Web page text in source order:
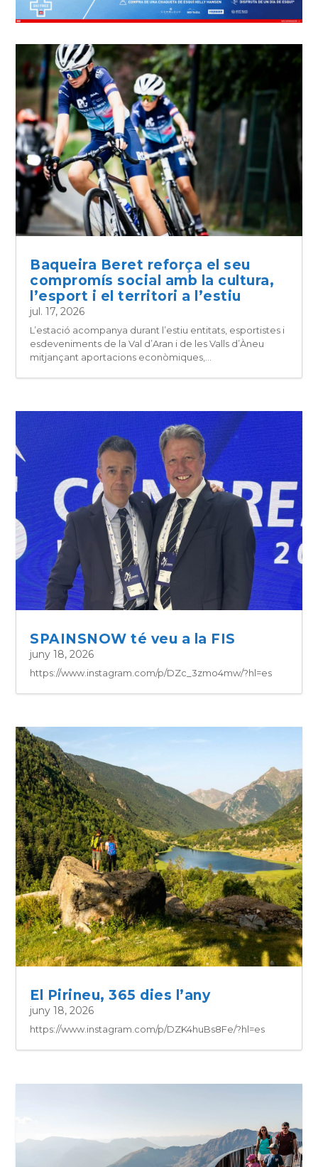
Baqueira Beret reforça el seu
compromís social amb la cultura,
l’esport i el territori a l’estiu
jul. 17, 2026
L’estació acompanya durant l’estiu entitats, esportistes i
esdeveniments de la Val d’Aran i de les Valls d’Àneu
mitjançant aportacions econòmiques,...
SPAINSNOW té veu a la FIS
juny 18, 2026
https://www.instagram.com/p/DZc_3zmo4mw/?hl=es
El Pirineu, 365 dies l’any
juny 18, 2026
https://www.instagram.com/p/DZK4huBs8Fe/?hl=es